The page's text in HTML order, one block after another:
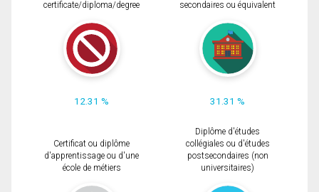
certificate/diploma/degree
12.31 %
secondaires ou équivalent
31.31 %
Certificat ou diplôme
d'apprentissage ou d'une
école de métiers
Diplôme d'études
collégiales ou d'études
postsecondaires (non
universitaires)